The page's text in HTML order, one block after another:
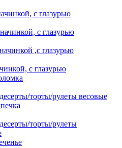
с глазурью
с глазурью
,с глазурью
с глазурью
торты/рулеты весовые
торты/рулеты